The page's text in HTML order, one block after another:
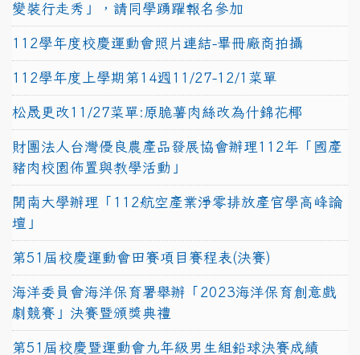
變裝行走秀」，請同學踴躍報名參加
112學年度校慶運動會照片連結-畢冊廠商拍攝
112學年度上學期第14週11/27-12/1菜單
松晟更改11/27菜單:原脆薯肉絲改為什錦花椰
財團法人台灣優良農產品發展協會辦理112年「國產
豬肉校園佈置與教學活動」
開南大學辦理「112航空產業淨零排放產官學高峰論
壇」
第51屆校慶運動會田賽項目賽程表(決賽)
海洋委員會海洋保育署舉辦「2023海洋保育創意戲
劇競賽」決賽暨頒獎典禮
第51屆校慶暨運動會九年級男生組鉛球決賽成績